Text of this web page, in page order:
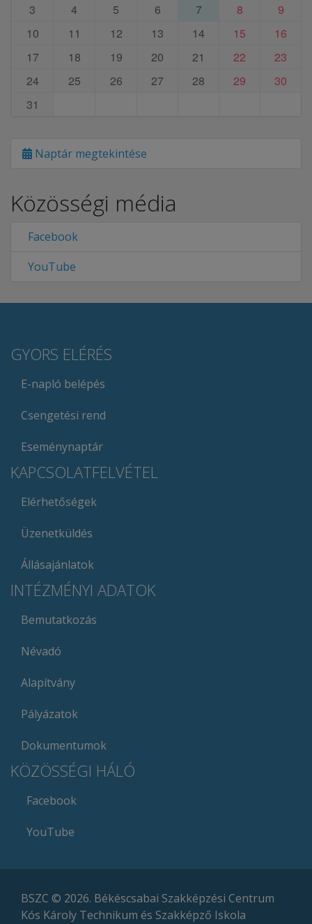
3
4 5 6 7 8
9
10
11 12 13 14 15
16
17
18 19 20 21 22
23
24
25 26 27 28 29
30
31
Naptár megtekintése
Közösségi média
Facebook
YouTube
GYORS ELÉRÉS
E-napló belépés
Csengetési rend
Eseménynaptár
KAPCSOLATFELVÉTEL
Elérhetőségek
Üzenetküldés
Állásajánlatok
INTÉZMÉNYI ADATOK
Bemutatkozás
Névadó
Alapítvány
Pályázatok
Dokumentumok
KÖZÖSSÉGI HÁLÓ
Facebook
YouTube
BSZC © 2026. Békéscsabai Szakképzési Centrum
Kós Károly Technikum és Szakképző Iskola